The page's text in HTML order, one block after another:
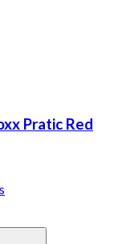
Pratic Red